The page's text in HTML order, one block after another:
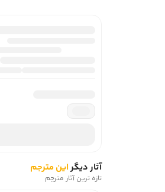
آثار دیگراین مترجم
تازه ترین آثار مترجم